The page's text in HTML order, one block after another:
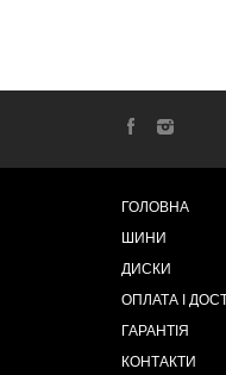
ГОЛОВНА
ШИНИ
ДИСКИ
ОПЛАТА І
ГАРАНТІЯ
КОНТАКТИ